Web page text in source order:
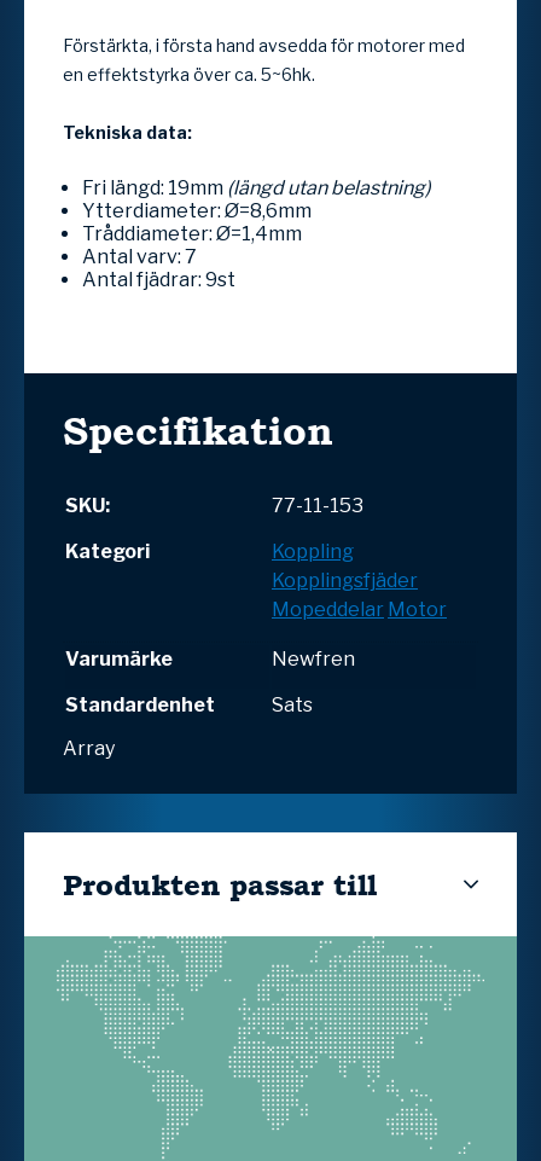
Förstärkta, i första hand avsedda för motorer med
en effektstyrka över ca. 5~6hk.
Tekniska data:
Fri längd: 19mm (längd utan belastning)
Ytterdiameter: Ø=8,6mm
Tråddiameter: Ø=1,4mm
Antal varv: 7
Antal fjädrar: 9st
Specifikation
SKU:
77-11-153
Kategori
Koppling
Kopplingsfjäder
Mopeddelar Motor
Varumärke
Newfren
Standardenhet
Sats
Array
Produkten passar till